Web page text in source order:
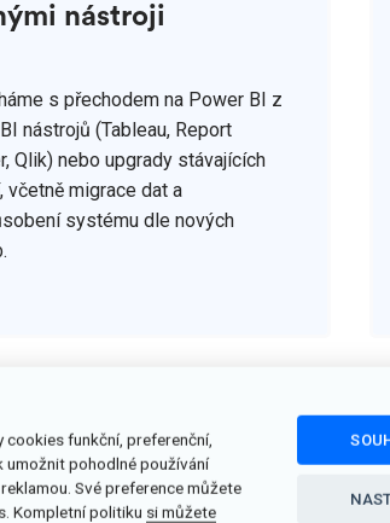
nástroji
s přechodem na Power BI z
nástrojů (Tableau, Report
Qlik) nebo upgrady stávajících
včetně migrace dat a
systému dle nových
cookies funkční, preferenční,
umožnit pohodlné používání
Své preference můžete
Kompletní politiku si můžete